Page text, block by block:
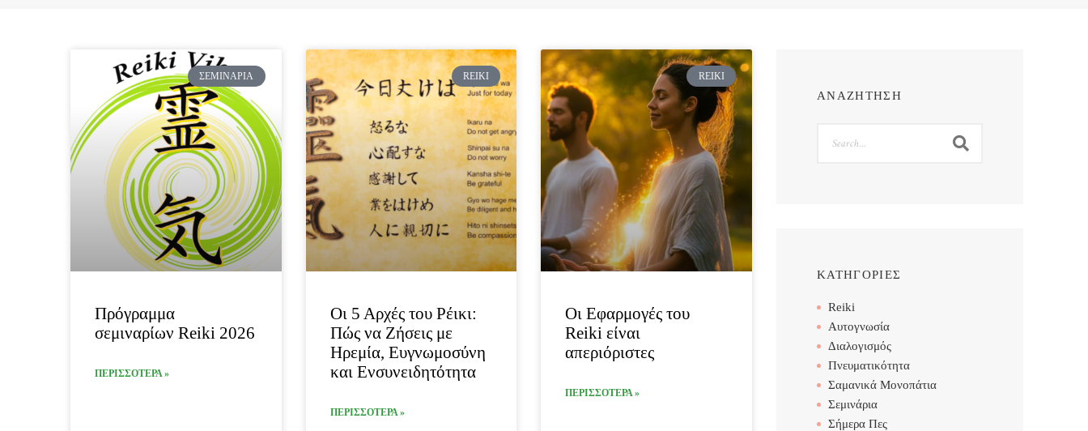
ΣΕΜΙΝΆΡΙΑ
Πρόγραμμα
σεμιναρίων Reiki 2026
ΠΕΡΙΣΣΟΤΕΡΑ »
REIKI
Οι 5 Αρχές του Ρέικι:
Πώς να Ζήσεις με
Ηρεμία, Ευγνωμοσύνη
και Ενσυνειδητότητα
ΠΕΡΙΣΣΟΤΕΡΑ »
REIKI
Οι Εφαρμογές του
Reiki είναι
απεριόριστες
ΠΕΡΙΣΣΟΤΕΡΑ »
PagePage
ΑΝΑΖΗΤΗΣΗ
ΚΑΤΗΓΟΡΙΕΣ
Reiki
Αυτογνωσία
Διαλογισμός
Πνευματικότητα
Σαμανικά Μονοπάτια
Σεμινάρια
Σήμερα Πες